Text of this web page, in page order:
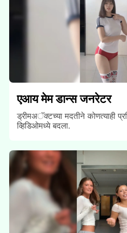
एआय मेम डान्स जनरेटर
ड्रीमअॅक्टच्या मदतीने कोणत्याही
व्हिडिओमध्ये बदला.